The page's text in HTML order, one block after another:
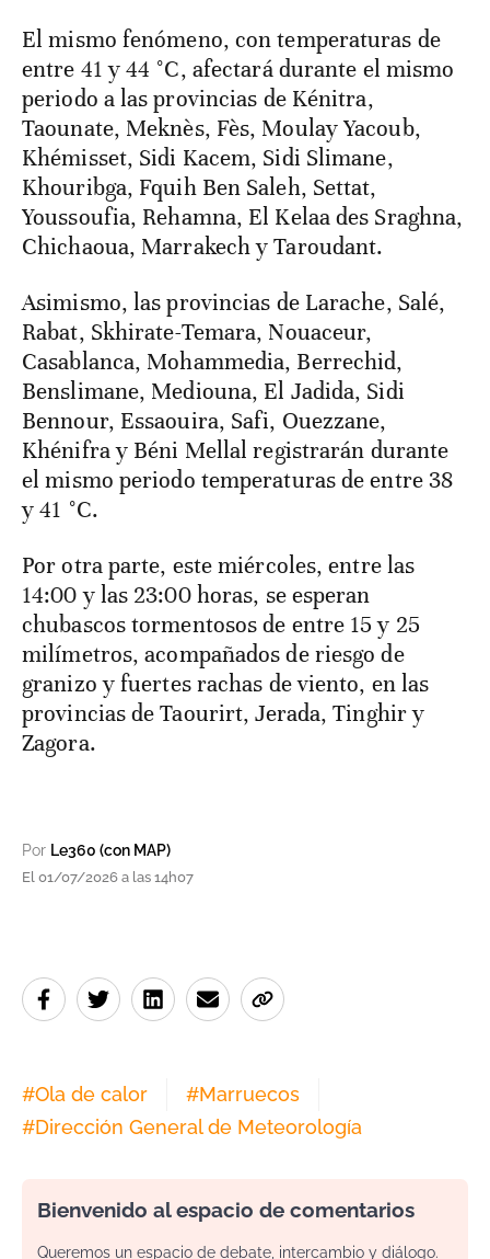
El mismo fenómeno, con temperaturas de
entre 41 y 44 °C, afectará durante el mismo
periodo a las provincias de Kénitra,
Taounate, Meknès, Fès, Moulay Yacoub,
Khémisset, Sidi Kacem, Sidi Slimane,
Khouribga, Fquih Ben Saleh, Settat,
Youssoufia, Rehamna, El Kelaa des Sraghna,
Chichaoua, Marrakech y Taroudant.
Asimismo, las provincias de Larache, Salé,
Rabat, Skhirate-Temara, Nouaceur,
Casablanca, Mohammedia, Berrechid,
Benslimane, Mediouna, El Jadida, Sidi
Bennour, Essaouira, Safi, Ouezzane,
Khénifra y Béni Mellal registrarán durante
el mismo periodo temperaturas de entre 38
y 41 °C.
Por otra parte, este miércoles, entre las
14:00 y las 23:00 horas, se esperan
chubascos tormentosos de entre 15 y 25
milímetros, acompañados de riesgo de
granizo y fuertes rachas de viento, en las
provincias de Taourirt, Jerada, Tinghir y
Zagora.
Por Le360 (con MAP)
El 01/07/2026 a las 14h07
#Ola de calor #Marruecos
#Dirección General de Meteorología
Bienvenido al espacio de comentarios
Queremos un espacio de debate, intercambio y diálogo.